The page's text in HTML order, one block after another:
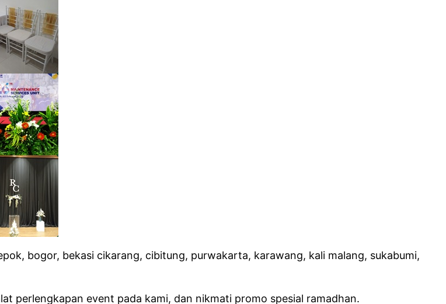
bogor, bekasi cikarang, cibitung, purwakarta, karawang, kali malang, sukabumi,
perlengkapan event pada kami, dan nikmati promo spesial ramadhan.